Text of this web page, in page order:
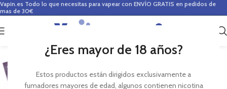
¿Eres mayor de 18 años?
Estos productos están dirigidos exclusivamente a
fumadores mayores de edad, algunos contienen nicotina
Vapin.es Todo lo que necesitas para vapear con ENVÍO GRATIS en pedidos de
mas de 30€
0